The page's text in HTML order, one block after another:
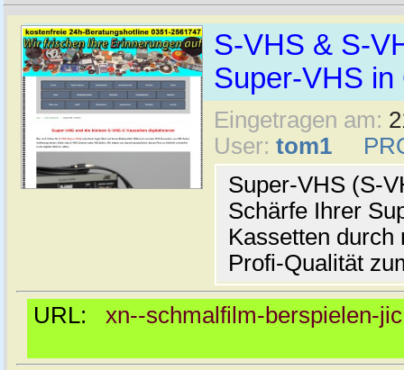
S-VHS & S-
Super-VHS in
Eingetragen am:
User: tom1
Super-VHS (S-
Schärfe Ihrer
Kassetten durch
Profi-Qualität
URL: xn--schmalfilm-berspielen-